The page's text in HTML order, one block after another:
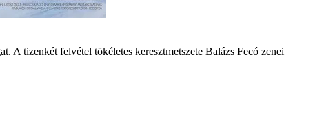
tizenkét felvétel tökéletes keresztmetszete Balázs Fecó zenei